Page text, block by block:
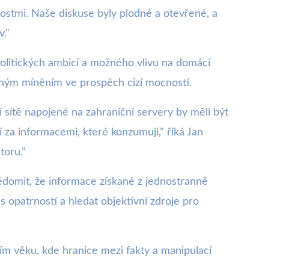
Naše diskuse byly plodné a otevřené, a
ambicí a možného vlivu na domácí
míněním ve prospěch cizí mocnosti.
napojené na zahraniční servery by měli být
informacemi, které konzumují," říká Jan
že informace získané z jednostranně
opatrností a hledat objektivní zdroje pro
věku, kde hranice mezi fakty a manipulací